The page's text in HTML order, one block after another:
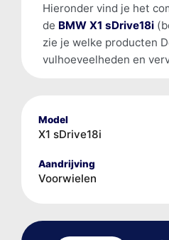
Hieronder vind je het
de BMW X1 sDrive18i
zie je welke producten
vulhoeveelheden en
Model
X1 sDrive18i
Aandrijving
Voorwielen